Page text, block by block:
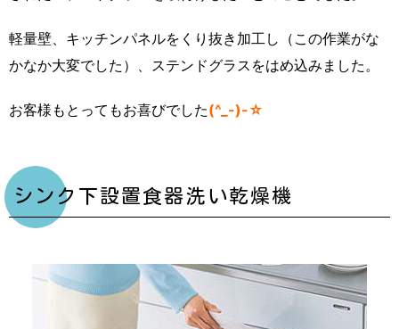
軽量壁、キッチンパネルをくり抜き加工し（この作業がな
かなか大変でした）、ステンドグラスをはめ込みました。
お客様もとってもお喜びでした(^_-)-☆
シンク下設置食器洗い乾燥機